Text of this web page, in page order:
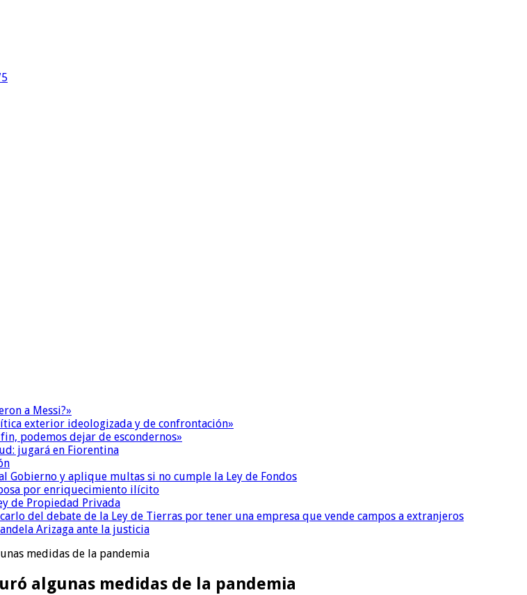
a Messi?»
exterior ideologizada y de confrontación»
podemos dejar de escondernos»
jugará en Fiorentina
Gobierno y aplique multas si no cumple la Ley de Fondos
por enriquecimiento ilícito
de Propiedad Privada
del debate de la Ley de Tierras por tener una empresa que vende campos a extranjeros
Arizaga ante la justicia
medidas de la pandemia
algunas medidas de la pandemia